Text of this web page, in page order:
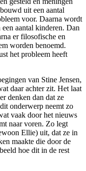
uit een aantal
voor. Daarna wordt
aantal kinderen. Dan
er filosofische en
worden benoemd.
het probleem heeft
van Stine Jensen,
daar achter zit. Het laat
denken dan dat ze
onderwerp neemt zo
vaak door het nieuws
naar voren. Zo legt
Ellie) uit, dat ze in
maakte die door de
hoe dit in de rest